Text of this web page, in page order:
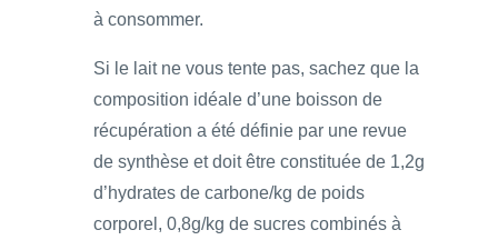
à consommer.
Si le lait ne vous tente pas, sachez que la
composition idéale d’une boisson de
récupération a été définie par une revue
de synthèse et doit être constituée de 1,2g
d’hydrates de carbone/kg de poids
corporel, 0,8g/kg de sucres combinés à